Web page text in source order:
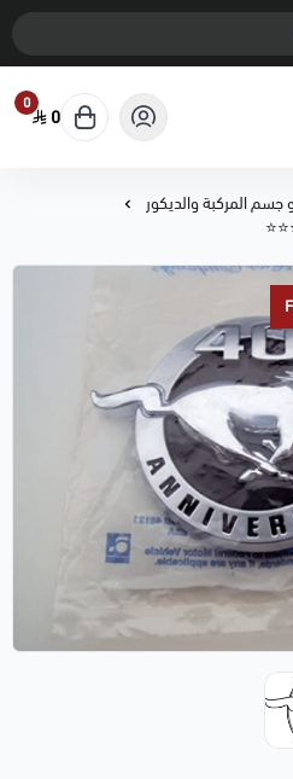
0
0
جسم المركبة والديكور